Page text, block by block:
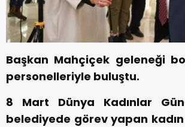
Başkan Mahçiçek geleneği
personelleriyle buluştu.
8 Mart Dünya Kadınlar
belediyede görev yapan